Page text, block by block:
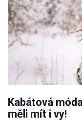
Kabátová
měli mít i vy!